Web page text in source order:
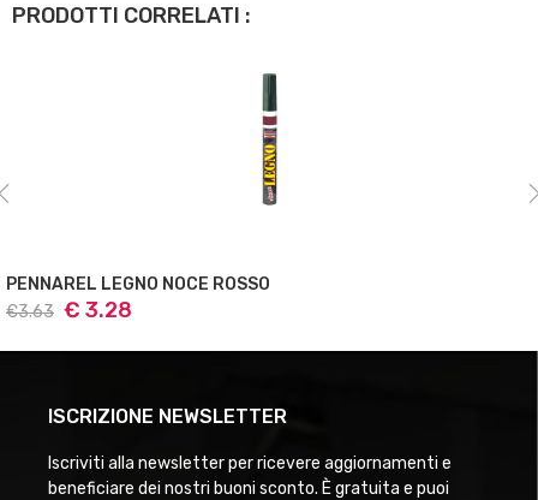
PRODOTTI CORRELATI :
ROSSO
ISCRIZIONE NEWSLETTER
Iscriviti alla newsletter per ricevere aggiornamenti e
beneficiare dei nostri buoni sconto. È gratuita e puoi